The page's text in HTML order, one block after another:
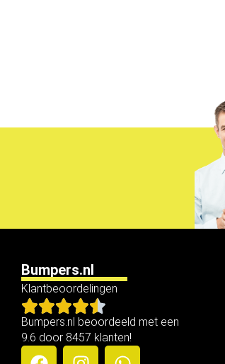
Bumpers.nl
Klantbeoordelingen
Bumpers.nl beoordeeld met een
9.6 door 8457 klanten!